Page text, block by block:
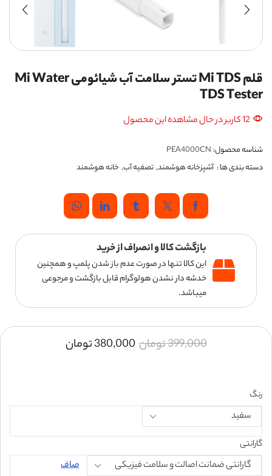
قلم Mi TDS تستر سلامت آب شیائومی Mi Water
TDS Tester
12 کاربر در حال مشاهده این محصول
شناسه محصول: PEA4000CN
دسته بندی ها : آشپزخانه هوشمند,تصفیه آب, خانه هوشمند
بازگشت کالا و انصراف از خرید
این کالا تنها در صورت عدم باز شدن پلمپ و همچنین
خدشه دار نشدن هولوگرام قابل بازگشت و مرجوعی
میباشد.
399,000تومان 380,000تومان
رنگ
گارانتی
صاف